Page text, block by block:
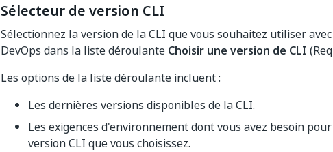
Sélecteur de version CLI
Sélectionnez la version de la CLI que vous souhaitez utiliser
DevOps dans la liste déroulante Choisir une version de CLI
Les options de la liste déroulante incluent :
Les dernières versions disponibles de la CLI.
Les exigences d'environnement dont vous avez besoin
version CLI que vous choisissez.